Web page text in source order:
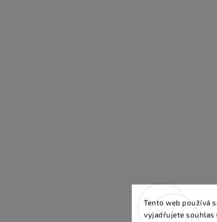
Tento web používá
vyjadřujete souhlas